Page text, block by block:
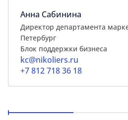
Анна Сабинина
Директор департамента
Петербург
Блок поддержки бизнеса
kc@nikoliers.ru
+7 812 718 36 18